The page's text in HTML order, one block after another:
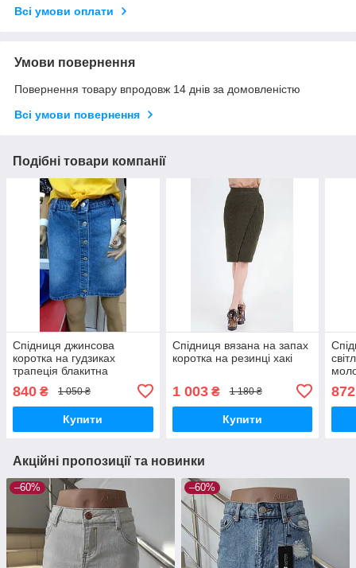
Всі умови оплати
Умови повернення
Повернення товару впродовж 14 днів за домовленістю
Всі умови повернення
Подібні товари компанії
Спідниця джинсова
коротка на гудзиках
трапеція блакитна
840 ₴ 1 050 ₴
Купити
Спідниця вязана на запах
коротка на резинці хакі
1 003₴ 1 180 ₴
Купити
872
Акційні пропозиції та новинки
–60% –60%